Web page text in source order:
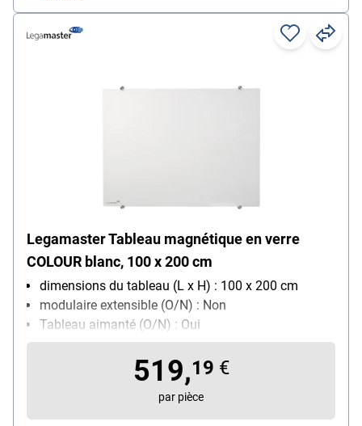
Legamaster Tableau magnétique en verre
COLOUR blanc, 100 x 200 cm
dimensions du tableau (L x H) : 100 x 200 cm
modulaire extensible (O/N) : Non
Tableau aimanté (O/N) : Oui
Avec porte-marqueurs : Non
519,19 €
par pièce